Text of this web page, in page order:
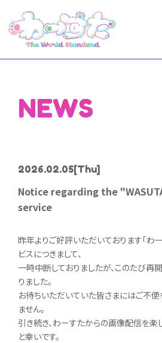
NEWS
2026.02.05[Thu]
Notice regarding the
service
昨年よりご好評いただいております「わ
ビスにつきまして、
一時中断しておりましたが、このたび再
りました。
お待ちいただいていた皆さまにはご不
ません。
引き続き、わーすたからの画像配信を楽
と幸いです。